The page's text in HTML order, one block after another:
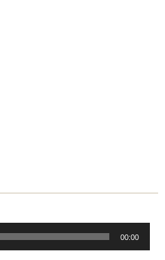
00:00